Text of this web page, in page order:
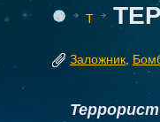
Т
Заложник
Террорист